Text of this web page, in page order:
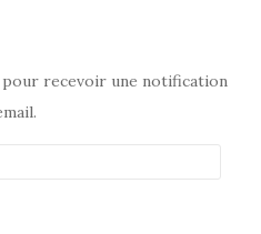
pour recevoir une notification